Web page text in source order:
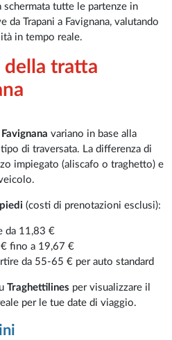
tutte le partenze in
da Trapani a Favignana, valutando
in tempo reale.
della tratta
variano in base alla
di traversata. La differenza di
impiegato (aliscafo o traghetto) e
piedi(costi di prenotazioni esclusi):
da 11,83 €
fino a 19,67 €
da 55-65 € per auto standard
Traghettilines per visualizzare il
per le tue date di viaggio.